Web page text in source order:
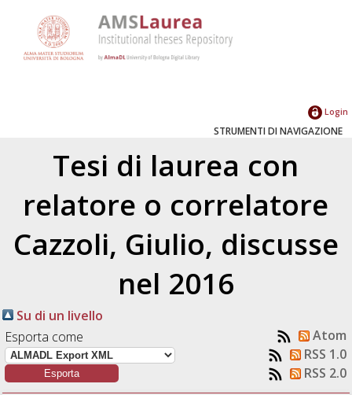
Login
STRUMENTI DI NAVIGAZIONE
Tesi di laurea con
relatore o correlatore
Cazzoli, Giulio, discusse
nel 2016
Su di un livello
Esporta come
Atom
RSS 1.0
RSS 2.0